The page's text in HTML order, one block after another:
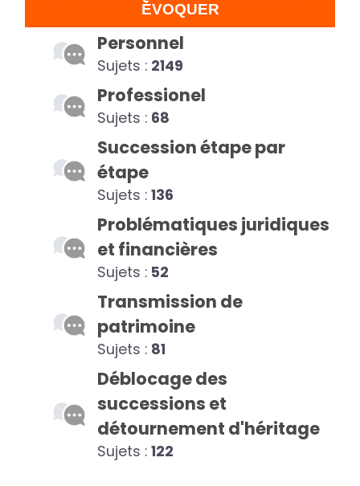
ÉVOQUER
Personnel
Sujets : 2149
Professionel
Sujets : 68
Succession étape par
étape
Sujets : 136
Problématiques juridiques
et financières
Sujets : 52
Transmission de
patrimoine
Sujets : 81
Déblocage des
successions et
détournement d'héritage
Sujets : 122